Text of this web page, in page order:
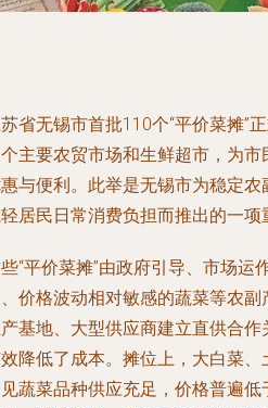
省无锡市首批110个“平价菜摊”
主要农贸市场和生鲜超市，为市
与便利。此举是无锡市为稳定
居民日常消费负担而推出的一项
“平价菜摊”由政府引导、市场运
价格波动相对敏感的蔬菜等农
基地、大型供应商建立直供合
降低了成本。摊位上，大白菜
蔬菜品种供应充足，价格普遍